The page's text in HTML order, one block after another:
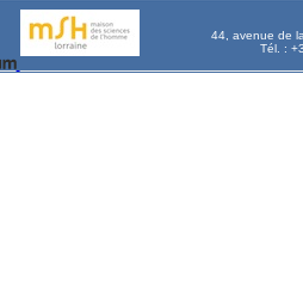
44, avenue de
Tél. :